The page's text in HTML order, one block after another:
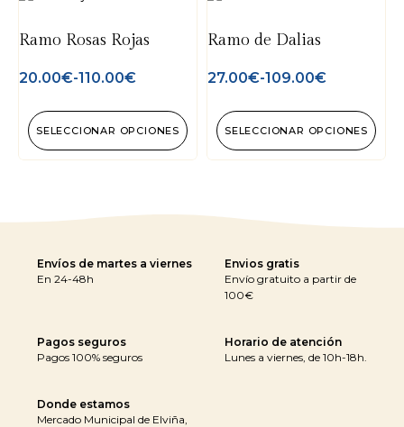
Ramo Rosas Rojas
20.00€-110.00€
SELECCIONAR OPCIONES
Ramo de Dalias
27.00€-109.00€
SELECCIONAR OPCIONES
Envíos de martes a viernes
En 24-48h
Envios gratis
Envío gratuito a partir de
100€
Pagos seguros
Pagos 100% seguros
Horario de atención
Lunes a viernes, de 10h-18h.
Donde estamos
Mercado Municipal de Elviña,